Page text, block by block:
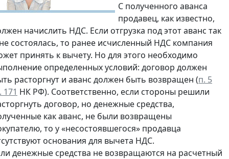
С полученного аванса
продавец, как известно,
начислить НДС. Если отгрузка под этот аванс так
состоялась, то ранее исчисленный НДС компания
принять к вычету. Но для этого необходимо
определенных условий: договор должен
расторгнут и аванс должен быть возвращен (п. 5
171 НК РФ). Соответственно, если стороны решили
договор, но денежные средства,
как аванс, не были возвращены
то у «несостоявшегося» продавца
основания для вычета НДС.
денежные средства не возвращаются на расчетный